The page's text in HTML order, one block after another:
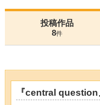
投稿作品
8件
『central question